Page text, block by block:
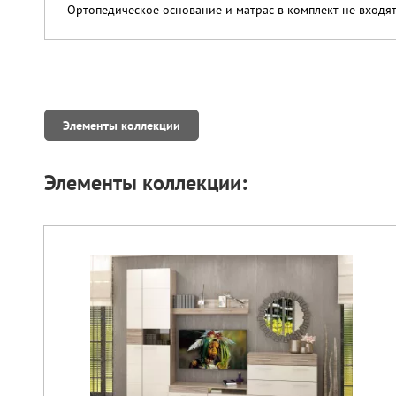
Ортопедическое основание и матрас в комплект не
Элементы коллекции
Элементы коллекции: